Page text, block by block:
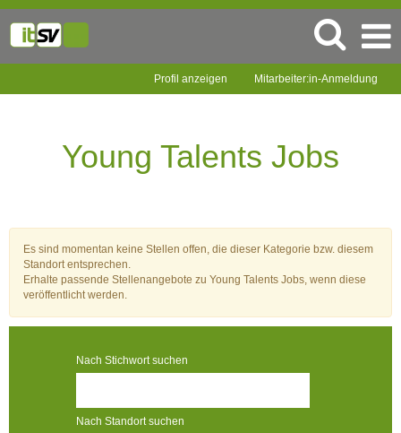
Profil anzeigen Mitarbeiter:in-Anmeldung
Young Talents Jobs
Es sind momentan keine Stellen offen, die dieser Kategorie bzw. diesem
Standort entsprechen.
Erhalte passende Stellenangebote zu Young Talents Jobs, wenn diese
veröffentlicht werden.
Nach Stichwort suchen
Nach Standort suchen